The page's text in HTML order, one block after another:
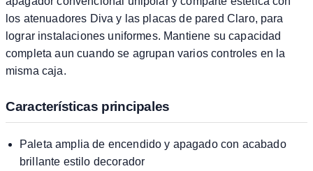
los atenuadores Diva y las placas de pared Claro, para
lograr instalaciones uniformes. Mantiene su capacidad
completa aun cuando se agrupan varios controles en la
misma caja.
Características principales
Paleta amplia de encendido y apagado con acabado
brillante estilo decorador